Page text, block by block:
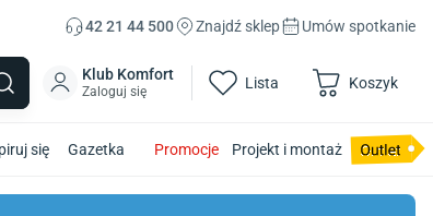
42 21 44 500 Znajdź sklep Umów spotkanie
Klub Komfort
Zaloguj się Lista Koszyk
się Gazetka Promocje Projekt i montaż